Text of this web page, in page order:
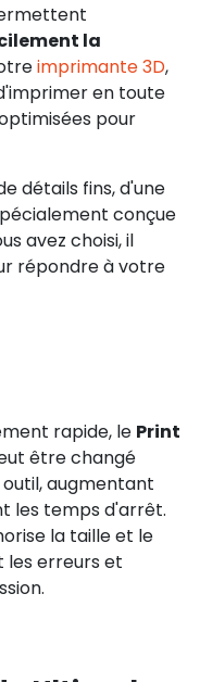
la
imprimante 3D,
en toute
pour
détails fins, d'une
conçue
avez choisi, il
répondre à votre
rapide, le Print
être changé
augmentant
les temps d'arrêt.
la taille et le
les erreurs et